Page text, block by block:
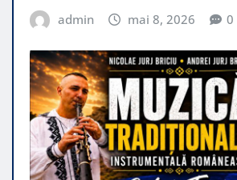
admin mai 8, 2026 0